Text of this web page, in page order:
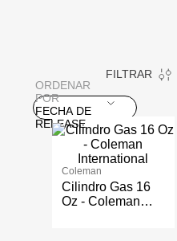
FILTRAR
ORDENAR
POR
FECHA DE
RELEASE
Coleman
Cilindro Gas 16
Oz - Coleman